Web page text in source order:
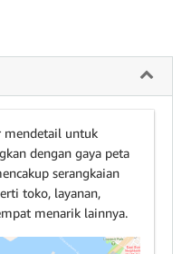
mendetail untuk
dengan gaya peta
serangkaian
toko, layanan,
menarik lainnya.